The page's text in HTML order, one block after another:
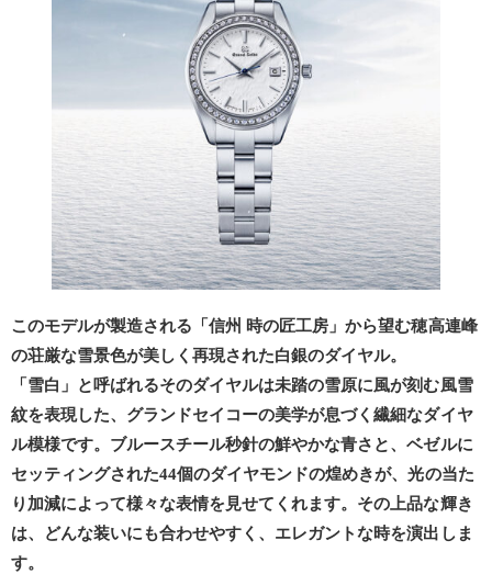
このモデルが製造される「信州 時の匠工房」から望む穂高連峰
の荘厳な雪景色が美しく再現された白銀のダイヤル。
「雪白」と呼ばれるそのダイヤルは未踏の雪原に風が刻む風雪
紋を表現した、グランドセイコーの美学が息づく繊細なダイヤ
ル模様です。ブルースチール秒針の鮮やかな青さと、ベゼルに
セッティングされた44個のダイヤモンドの煌めきが、光の当た
り加減によって様々な表情を見せてくれます。その上品な輝き
は、どんな装いにも合わせやすく、エレガントな時を演出しま
す。